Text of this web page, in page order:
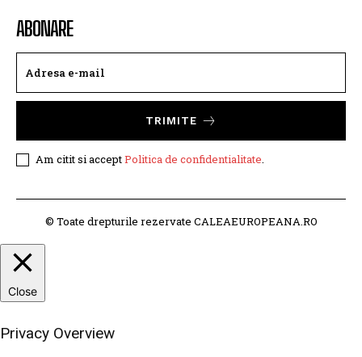
ABONARE
TRIMITE
Am citit si acceptPolitica de confidentialitate.
© Toate drepturile rezervate CALEAEUROPEANA.RO
Close
Privacy Overview